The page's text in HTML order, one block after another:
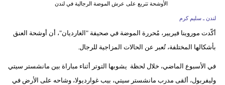
الأوشحة تتربع على عرش الموضة الرجالية في لندن
لندن ـ سليم كرم
أكّدت موروينا فيريير، مُحررة الموضة في صحيفة "الغارديان"، أن أوشحة العنق
بأشكالها المختلفة، تُعبر عن الحالات المزاجية للرجال.
في الأسبوع الماضي، خلال لحظة يشوبها التوتر أثناء مباراة بين مانشستر سيتي
وليفربول، ألقى مدرب مانشستر سيتي، بيب غوارديولا، وشاحه على الأرض في